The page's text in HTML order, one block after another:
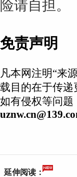
险请自担。
免责声明
凡本网注明“来
载目的在于传
如有侵权等问
延伸阅读：